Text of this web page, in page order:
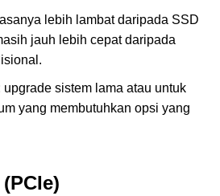
lebih lambat daripada SSD
jauh lebih cepat daripada
upgrade sistem lama atau untuk
yang membutuhkan opsi yang